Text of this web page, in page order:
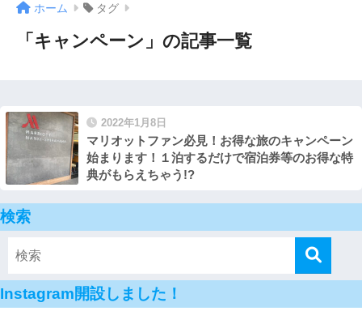
ホーム タグ
「キャンペーン」の記事一覧
2022年1月8日
マリオットファン必見！お得な旅のキャンペーン
始まります！１泊するだけで宿泊券等のお得な特
典がもらえちゃう!?
検索
Instagram開設しました！